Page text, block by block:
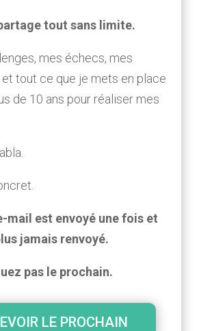
tout sans limite.
mes échecs, mes
tout ce que je mets en place
de 10 ans pour réaliser mes
mail est envoyé une fois et
jamais renvoyé.
pas le prochain.
LE PROCHAIN